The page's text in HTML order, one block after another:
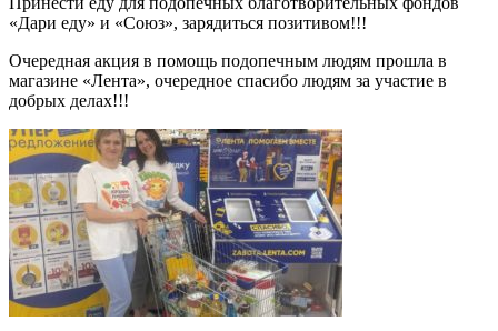
«Дари еду» и «Союз», зарядиться позитивом!!!
Очередная акция в помощь подопечным людям прошла в
магазине «Лента», очередное спасибо людям за участие в
добрых делах!!!